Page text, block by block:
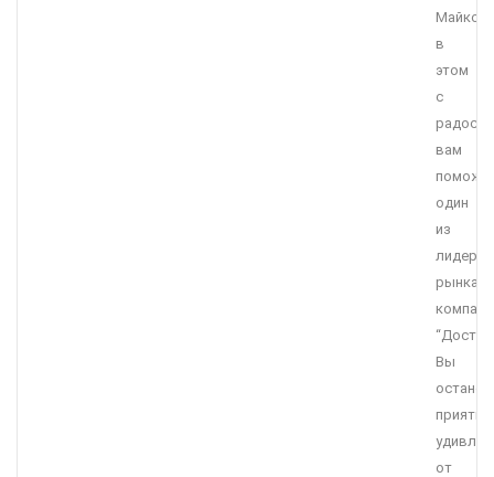
Майкоп,
в
этом
с
вам
один
из
лидеров
рынка,
Вы
приятно
от